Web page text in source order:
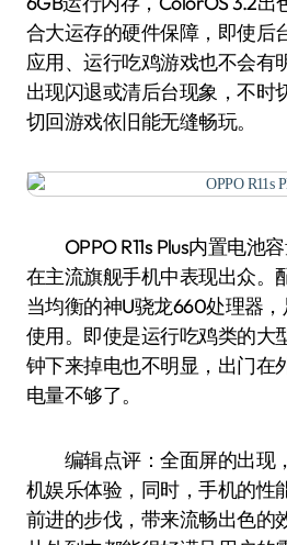
合大运存的硬件保障，即使后
应用、运行吃鸡游戏也不会有
出现闪退或清后台现象，不时
切回游戏依旧能无缝畅玩。
OPPO R11s Plus内置电池
在主流旗舰手机中表现出众。
当均衡的神U骁龙660处理器
使用。即使是运行吃鸡类的大
钟下来掉电也不明显，出门在
电量不够了。
编辑点评：全面屏的出现
机娱乐体验，同时，手机的性
前进的步伐，带来流畅出色的